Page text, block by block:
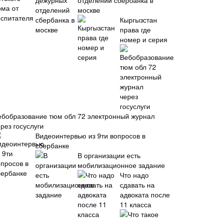
москве
Кыргызстан
права где
номер и серия
тюм обл 72 электронный журнал
госуслуги
Видеоинтервью из 9ти вопросов в
сбербанке
В организации есть
мобилизационное задание
Что надо
сдавать на
адвоката после
11 класса